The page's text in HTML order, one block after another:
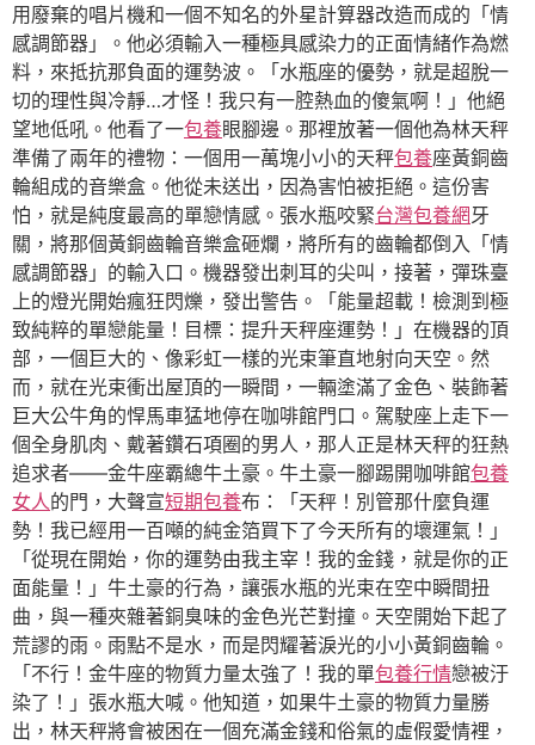
用廢棄的唱片機和一個不知名的外星計算器改造而成的「情
感調節器」。他必須輸入一種極具感染力的正面情緒作為燃
料，來抵抗那負面的運勢波。「水瓶座的優勢，就是超脫一
切的理性與冷靜…才怪！我只有一腔熱血的傻氣啊！」他絕
望地低吼。他看了一包養眼腳邊。那裡放著一個他為林天秤
準備了兩年的禮物：一個用一萬塊小小的天秤包養座黃銅齒
輪組成的音樂盒。他從未送出，因為害怕被拒絕。這份害
怕，就是純度最高的單戀情感。張水瓶咬緊台灣包養網牙
關，將那個黃銅齒輪音樂盒砸爛，將所有的齒輪都倒入「情
感調節器」的輸入口。機器發出刺耳的尖叫，接著，彈珠臺
上的燈光開始瘋狂閃爍，發出警告。「能量超載！檢測到極
致純粹的單戀能量！目標：提升天秤座運勢！」在機器的頂
部，一個巨大的、像彩虹一樣的光束筆直地射向天空。然
而，就在光束衝出屋頂的一瞬間，一輛塗滿了金色、裝飾著
巨大公牛角的悍馬車猛地停在咖啡館門口。駕駛座上走下一
個全身肌肉、戴著鑽石項圈的男人，那人正是林天秤的狂熱
追求者——金牛座霸總牛土豪。牛土豪一腳踢開咖啡館包養
女人的門，大聲宣短期包養布：「天秤！別管那什麼負運
勢！我已經用一百噸的純金箔買下了今天所有的壞運氣！」
「從現在開始，你的運勢由我主宰！我的金錢，就是你的正
面能量！」牛土豪的行為，讓張水瓶的光束在空中瞬間扭
曲，與一種夾雜著銅臭味的金色光芒對撞。天空開始下起了
荒謬的雨。雨點不是水，而是閃耀著淚光的小小黃銅齒輪。
「不行！金牛座的物質力量太強了！我的單包養行情戀被汙
染了！」張水瓶大喊。他知道，如果牛土豪的物質力量勝
出，林天秤將會被困在一個充滿金錢和俗氣的虛假愛情裡，